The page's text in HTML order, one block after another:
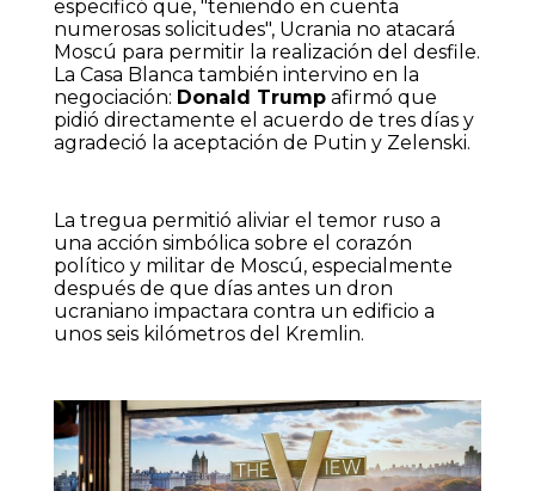
especificó que, "teniendo en cuenta
numerosas solicitudes", Ucrania no atacará
Moscú para permitir la realización del desfile.
La Casa Blanca también intervino en la
negociación: Donald Trumpafirmó que
pidió directamente el acuerdo de tres días y
agradeció la aceptación de Putin y Zelenski.
La tregua permitió aliviar el temor ruso a
una acción simbólica sobre el corazón
político y militar de Moscú, especialmente
después de que días antes un dron
ucraniano impactara contra un edificio a
unos seis kilómetros del Kremlin.